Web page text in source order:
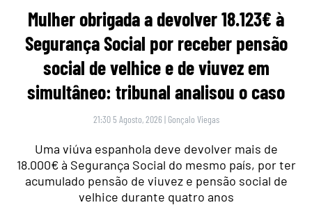
Mulher obrigada a devolver 18.123€ à
Segurança Social por receber pensão
social de velhice e de viuvez em
simultâneo: tribunal analisou o caso
21:30 5 Agosto, 2026 | Gonçalo Viegas
Uma viúva espanhola deve devolver mais de
18.000€ à Segurança Social do mesmo país, por ter
acumulado pensão de viuvez e pensão social de
velhice durante quatro anos